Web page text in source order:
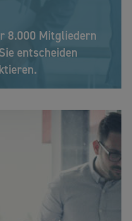
8.000 Mitgliedern
entscheiden